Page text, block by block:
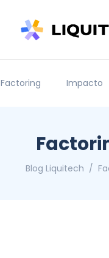
Factoring Impacto
Blog Liquitech